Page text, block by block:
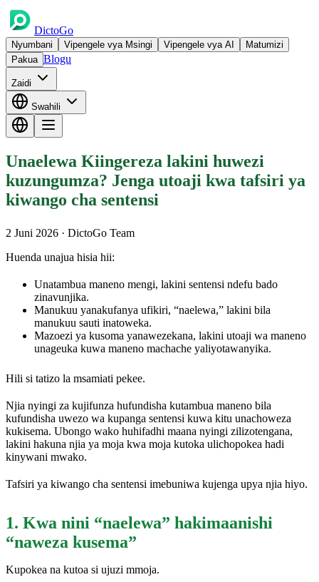
DictoGo
Nyumbani Vipengele vya Msingi Vipengele vya AI
Matumizi
Pakua Blogu
Zaidi
Swahili
Unaelewa Kiingereza lakini huwezi
kuzungumza? Jenga utoaji kwa tafsiri ya
kiwango cha sentensi
2 Juni 2026 · DictoGo Team
Huenda unajua hisia hii:
Unatambua maneno mengi, lakini sentensi ndefu bado
zinavunjika.
Manukuu yanakufanya ufikiri, “naelewa,” lakini bila
manukuu sauti inatoweka.
Mazoezi ya kusoma yanawezekana, lakini utoaji wa maneno
unageuka kuwa maneno machache yaliyotawanyika.
Hili si tatizo la msamiati pekee.
Njia nyingi za kujifunza hufundisha kutambua maneno bila
kufundisha uwezo wa kupanga sentensi kuwa kitu unachoweza
kukisema. Ubongo wako huhifadhi maana nyingi zilizotengana,
lakini hakuna njia ya moja kwa moja kutoka ulichopokea hadi
kinywani mwako.
Tafsiri ya kiwango cha sentensi imebuniwa kujenga upya njia hiyo.
1. Kwa nini “naelewa” hakimaanishi
“naweza kusema”
Kupokea na kutoa si ujuzi mmoja.